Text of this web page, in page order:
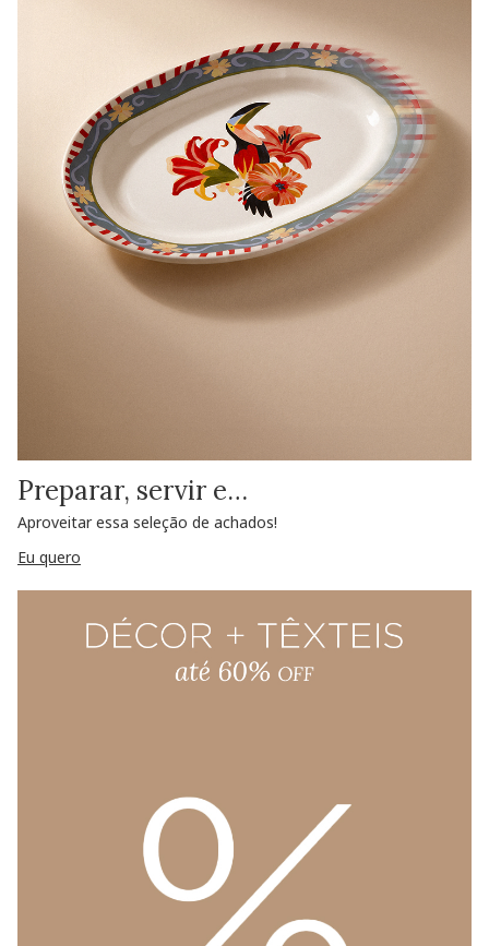
Preparar, servir e…
Aproveitar essa seleção de achados!
Eu quero